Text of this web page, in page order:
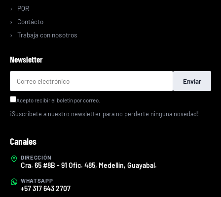
PQR
Contácto
Trabaja con nosotros
Newsletter
Enviar
Acepto recibir el boletín por correo.
¡Suscríbete a nuestro newsletter para no perderte ninguna novedad!
Canales
DIRECCIÓN
Cra. 65 #8B - 91 Ofic. 485, Medellín, Guayabal.
WHATSAPP
+57 317 643 2707